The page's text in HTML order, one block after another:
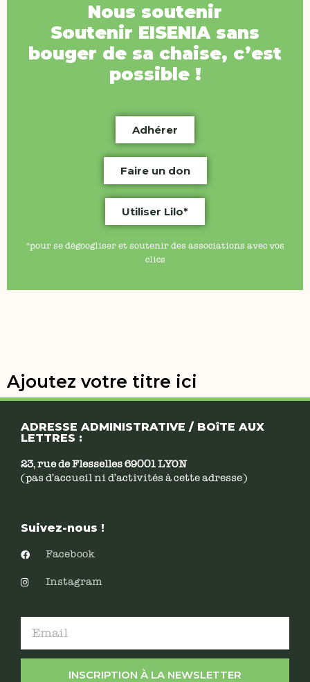
Nous soutenir
Soutenir EISENIA sans
bouger de sa chaise, c’est
possible !
Adhérer
Faire un don
Utiliser Lilo*
*pour se dégoogliser et soutenir des associations avec vos
clics
Ajoutez votre titre ici
ADRESSE ADMINISTRATIVE / BOîTE AUX
LETTRES :
23, rue de Flesselles 69001 LYON
(pas d’accueil ni d’activités à cette adresse)
Suivez-nous !
Facebook
Instagram
INSCRIPTION À LA NEWSLETTER